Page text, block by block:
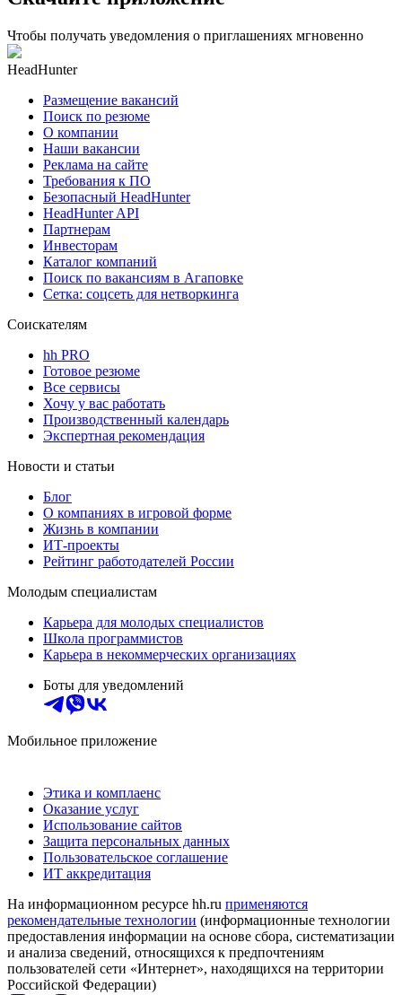
Чтобы получать уведомления о приглашениях мгновенно
HeadHunter
Размещение вакансий
Поиск по резюме
О компании
Наши вакансии
Реклама на сайте
Требования к ПО
Безопасный HeadHunter
HeadHunter API
Партнерам
Инвесторам
Каталог компаний
Поиск по вакансиям в Агаповке
Сетка: соцсеть для нетворкинга
Соискателям
hh PRO
Готовое резюме
Все сервисы
Хочу у вас работать
Производственный календарь
Экспертная рекомендация
Новости и статьи
Блог
О компаниях в игровой форме
Жизнь в компании
ИТ-проекты
Рейтинг работодателей России
Молодым специалистам
Карьера для молодых специалистов
Школа программистов
Карьера в некоммерческих организациях
Боты для уведомлений
Мобильное приложение
Этика и комплаенс
Оказание услуг
Использование сайтов
Защита персональных данных
Пользовательское соглашение
ИТ аккредитация
На информационном ресурсе hh.ru применяются
рекомендательные технологии (информационные технологии
предоставления информации на основе сбора, систематизации
и анализа сведений, относящихся к предпочтениям
пользователей сети «Интернет», находящихся на территории
Российской Федерации)